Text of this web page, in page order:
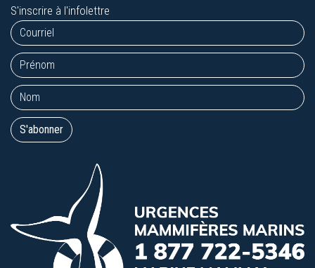
S'inscrire à l'infolettre